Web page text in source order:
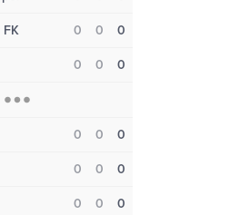
FK 0 0 0
0 0 0
0 0 0
0 0 0
0 0 0